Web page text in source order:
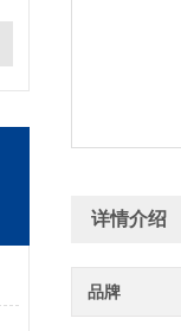
详情介绍
品牌